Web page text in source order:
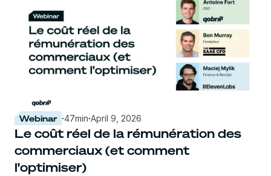
Webinar ·47min·April 9, 2026
Le coût réel de la rémunération des
commerciaux (et comment
l'optimiser)